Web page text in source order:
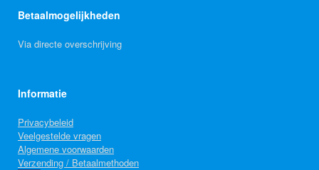
Betaalmogelijkheden
Via directe overschrijving
Informatie
Privacybeleid
Veelgestelde vragen
Algemene voorwaarden
Verzending / Betaalmethoden